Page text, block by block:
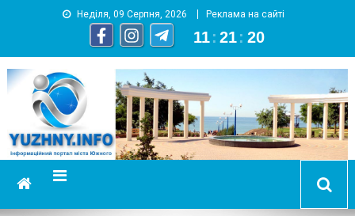
Неділя, 09 Серпня, 2026 Реклама на сайті
11 : 21 : 20
YUZHNY.INFO
информационный портал города Южный